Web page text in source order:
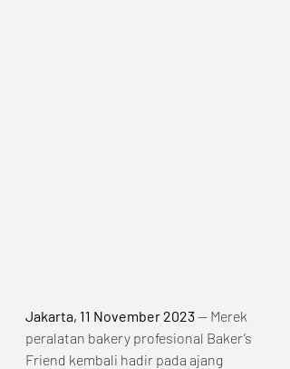
Jakarta, 11 November 2023 — Merek
peralatan bakery profesional Baker’s
Friend kembali hadir pada ajang